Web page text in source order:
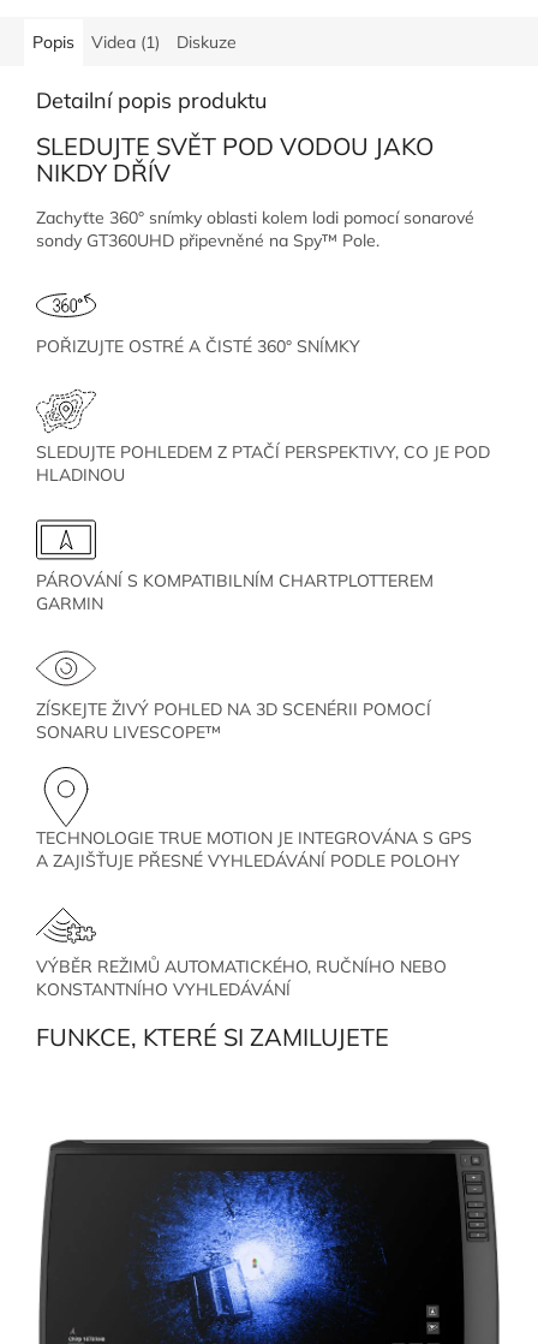
Popis Videa (1) Diskuze
Detailní popis produktu
SLEDUJTE SVĚT POD VODOU JAKO
NIKDY DŘÍV
Zachyťte 360° snímky oblasti kolem lodi pomocí sonarové
sondy GT360UHD připevněné na Spy™ Pole.
POŘIZUJTE OSTRÉ A ČISTÉ 360° SNÍMKY
SLEDUJTE POHLEDEM Z PTAČÍ PERSPEKTIVY, CO JE POD
HLADINOU
PÁROVÁNÍ S KOMPATIBILNÍM CHARTPLOTTEREM
GARMIN
ZÍSKEJTE ŽIVÝ POHLED NA 3D SCENÉRII POMOCÍ
SONARU LIVESCOPE™
TECHNOLOGIE TRUE MOTION JE INTEGROVÁNA S GPS
A ZAJIŠŤUJE PŘESNÉ VYHLEDÁVÁNÍ PODLE POLOHY
VÝBĚR REŽIMŮ AUTOMATICKÉHO, RUČNÍHO NEBO
KONSTANTNÍHO VYHLEDÁVÁNÍ
FUNKCE, KTERÉ SI ZAMILUJETE